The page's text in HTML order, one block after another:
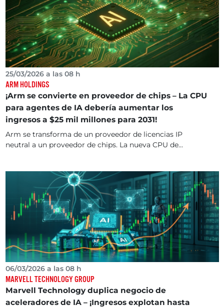
25/03/2026 a las 08 h
ARM HOLDINGS
¡Arm se convierte en proveedor de chips – La CPU
para agentes de IA debería aumentar los
ingresos a $25 mil millones para 2031!
Arm se transforma de un proveedor de licencias IP
neutral a un proveedor de chips. La nueva CPU de...
06/03/2026 a las 08 h
MARVELL TECHNOLOGY GROUP
Marvell Technology duplica negocio de
aceleradores de IA – ¡Ingresos explotan hasta